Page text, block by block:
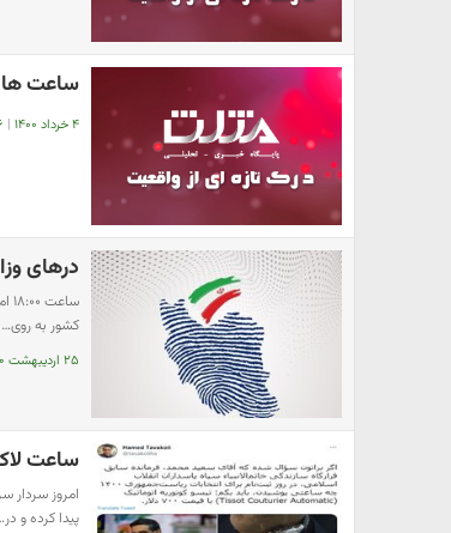
ساعت
۴ خرداد ۱۴۰۰ |
درهای
کشور به روی…
۲۵ اردیبهشت ۱۴۰۰
ساعت
امروز سردار
پیدا کرده و